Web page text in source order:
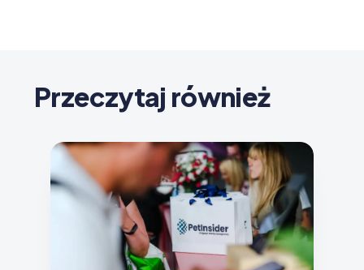
Przeczytaj również